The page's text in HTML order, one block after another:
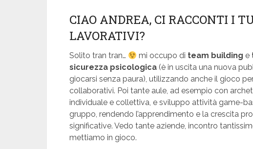
CIAO ANDREA, CI RACCONTI I
LAVORATIVI?
Solito tran tran… mi occupo di team building e
sicurezza psicologica (è in uscita una nuova
giocarsi senza paura), utilizzando anche il gioco
collaborativi. Poi tante aule, ad esempio con
individuale e collettiva, e sviluppo attività game-
gruppo, rendendo l’apprendimento e la crescita
significative. Vedo tante aziende, incontro
mettiamo in gioco.